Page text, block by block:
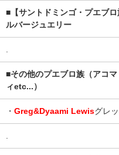
■【サントドミンゴ・プエブ
ルバージュエリー
.
■その他のプエブロ族（アコ
ィetc...）
・ Greg&Dyaami Lewisグレ
.